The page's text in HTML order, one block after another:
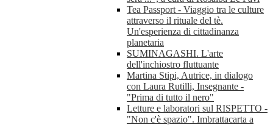
Tea Passport - Viaggio tra le culture
attraverso il rituale del tè.
Un'esperienza di cittadinanza
planetaria
SUMINAGASHI. L'arte
dell'inchiostro fluttuante
Martina Stipi, Autrice, in dialogo
con Laura Rutilli, Insegnante -
"Prima di tutto il nero"
Letture e laboratori sul RISPETTO -
"Non c'è spazio". Imbrattacarta a